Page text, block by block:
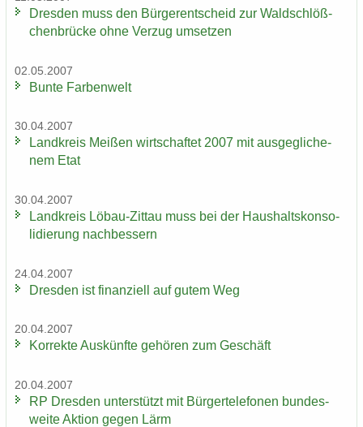
Dres­den muss den Bür­ger­ent­scheid zur Wald­schlöß­
chen­brü­cke ohne Ver­zug um­set­zen
02.05.2007
Bunte Far­ben­welt
30.04.2007
Land­kreis Mei­ßen wirt­schaf­tet 2007 mit aus­ge­gli­che­
nem Etat
30.04.2007
Land­kreis Löbau-​Zittau muss bei der Haus­halts­kon­so­
li­die­rung nach­bes­sern
24.04.2007
Dres­den ist fi­nan­zi­ell auf gutem Weg
20.04.2007
Kor­rek­te Aus­künf­te ge­hö­ren zum Ge­schäft
20.04.2007
RP Dres­den un­ter­stützt mit Bür­ger­te­le­fo­nen bun­des­
wei­te Ak­ti­on gegen Lärm